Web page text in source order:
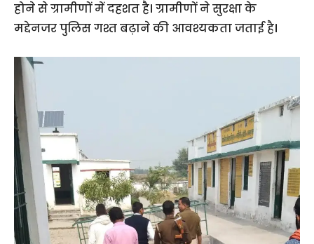
होने से ग्रामीणों में दहशत है। ग्रामीणों ने सुरक्षा के
मद्देनजर पुलिस गश्त बढ़ाने की आवश्यकता जताई है।